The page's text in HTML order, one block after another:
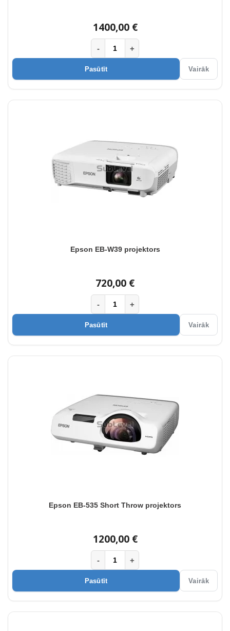
1400,00 €
- +
Pasūtīt Vairāk
Epson EB-W39 projektors
720,00 €
- +
Pasūtīt Vairāk
Epson EB-535 Short Throw projektors
1200,00 €
- +
Pasūtīt Vairāk